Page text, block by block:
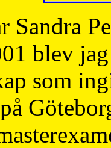
Sandra
blev
som